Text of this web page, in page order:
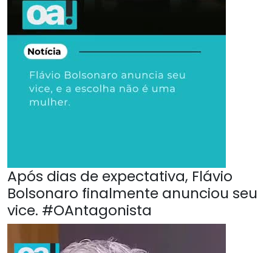
Após dias de expectativa, Flávio
Bolsonaro finalmente anunciou seu
vice. #OAntagonista